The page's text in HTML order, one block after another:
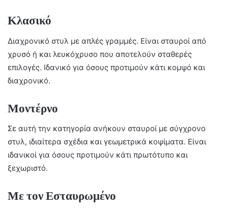
Κλασικό
Διαχρονικό στυλ με απλές γραμμές. Είναι σταυροί από
χρυσό ή και λευκόχρυσο που αποτελούν σταθερές
επιλογές. Ιδανικό για όσους προτιμούν κάτι κομψό και
διαχρονικό.
Μοντέρνο
Σε αυτή την κατηγορία ανήκουν σταυροί με σύγχρονο
στυλ, ιδιαίτερα σχέδια και γεωμετρικά κοψίματα. Είναι
ιδανικοί για όσους προτιμούν κάτι πρωτότυπο και
ξεχωριστό.
Με τον Εσταυρωμένο